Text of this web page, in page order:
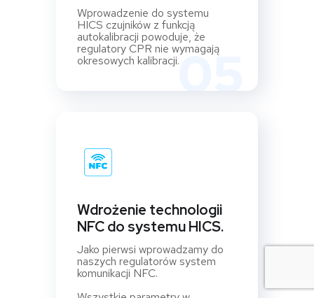
05
Wprowadzenie do systemu
HICS czujników z funkcją
autokalibracji powoduje, że
regulatory CPR nie wymagają
okresowych kalibracji.
Wdrożenie technologii
NFC do systemu HICS.
Jako pierwsi wprowadzamy do
naszych regulatorów system
komunikacji NFC.